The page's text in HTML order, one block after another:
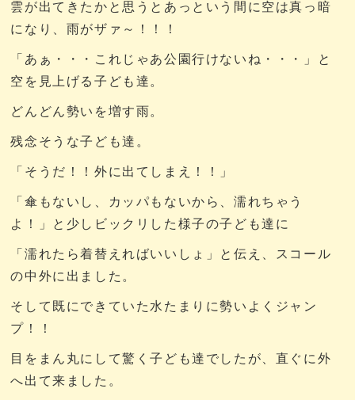
雲が出てきたかと思うとあっという間に空は真っ暗
になり、雨がザァ～！！！
「あぁ・・・これじゃあ公園行けないね・・・」と
空を見上げる子ども達。
どんどん勢いを増す雨。
残念そうな子ども達。
「そうだ！！外に出てしまえ！！」
「傘もないし、カッパもないから、濡れちゃう
よ！」と少しビックリした様子の子ども達に
「濡れたら着替えればいいしょ」と伝え、スコール
の中外に出ました。
そして既にできていた水たまりに勢いよくジャン
プ！！
目をまん丸にして驚く子ども達でしたが、直ぐに外
へ出て来ました。